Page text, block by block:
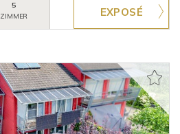
5
ZIMMER